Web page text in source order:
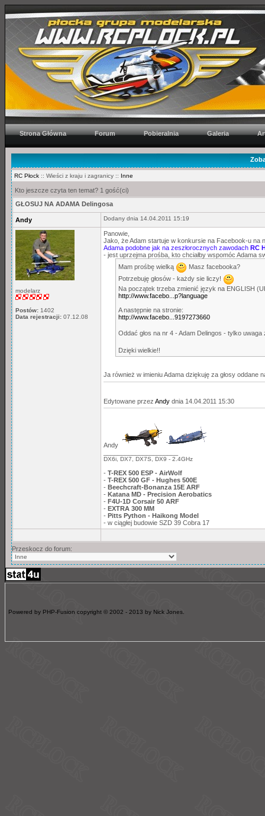
Strona Główna Forum Pobieralnia Galeria
RC Płock :: Wieści z kraju i zagranicy :: Inne
Kto jeszcze czyta ten temat? 1 gość(ci)
GŁOSUJ NA ADAMA Delingosa
Andy Dodany dnia 14.04.2011 15:19
modelarz
Postów: 1402
Data rejestracji: 07.12.08
Panowie,
Jako, że Adam startuje w konkursie na Facebook-u na
Adama podobne jak na zeszłorocznych zawodach RC
- jest uprzejma prośba, kto chciałby wspomóc Adama
Mam prośbę wielką
Masz facebooka?
Potrzebuję głosów - każdy sie liczy!
Na początek trzeba zmienić język na ENGLISH
http://www.facebo...p?language
A następnie na stronie:
http://www.facebo...9197273660
Oddać głos na nr 4 - Adam Delingos - tylko
Dzięki wielkie!!
Ja również w imieniu Adama dziękuję za głosy oddane
Edytowane przez Andy dnia 14.04.2011 15:30
Andy
DX6i, DX7, DX7S, DX9 - 2.4GHz
- T-REX 500 ESP - AirWolf
- T-REX 500 GF - Hughes 500E
- Beechcraft-Bonanza 15E ARF
- Katana MD - Precision Aerobatics
- F4U-1D Corsair 50 ARF
- EXTRA 300 MM
- Pitts Python - Haikong Model
- w ciągłej budowie SZD 39 Cobra 17
Przeskocz do forum:
Powered by PHP-Fusion copyright © 2002 - 2013 by Nick Jones.